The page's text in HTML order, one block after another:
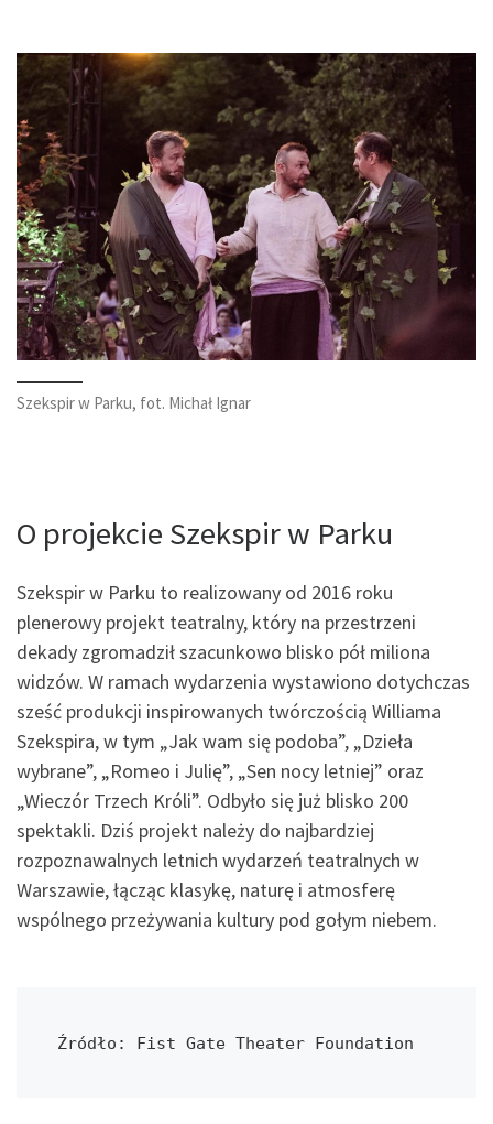
Szekspir w Parku, fot. Michał Ignar
O projekcie Szekspir w Parku
Szekspir w Parku to realizowany od 2016 roku
plenerowy projekt teatralny, który na przestrzeni
dekady zgromadził szacunkowo blisko pół miliona
widzów. W ramach wydarzenia wystawiono dotychczas
sześć produkcji inspirowanych twórczością Williama
Szekspira, w tym „Jak wam się podoba”, „Dzieła
wybrane”, „Romeo i Julię”, „Sen nocy letniej” oraz
„Wieczór Trzech Króli”. Odbyło się już blisko 200
spektakli. Dziś projekt należy do najbardziej
rozpoznawalnych letnich wydarzeń teatralnych w
Warszawie, łącząc klasykę, naturę i atmosferę
wspólnego przeżywania kultury pod gołym niebem.
Źródło: Fist Gate Theater Foundation